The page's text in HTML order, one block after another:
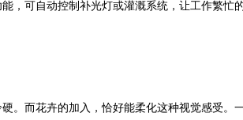
可自动控制补光灯或灌溉系统，让工作繁忙
。而花卉的加入，恰好能柔化这种视觉感受。